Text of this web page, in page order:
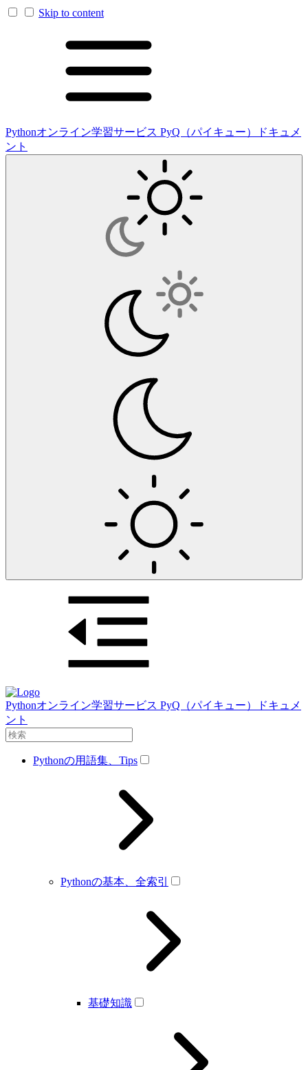
Skip to content
Pythonオンライン学習サービス PyQ（パイキュー）ドキュメ
ント
Pythonオンライン学習サービス PyQ（パイキュー）ドキュメ
ント
Pythonの用語集、Tips
Pythonの基本、全索引
基礎知識